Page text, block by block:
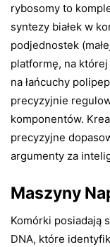
rybosomy to
syntezy białek w
podjednostek
platformę, na
na łańcuchy
precyzyjnie
komponentów.
precyzyjne
argumenty za
Maszyny
Komórki posiadają
DNA, które